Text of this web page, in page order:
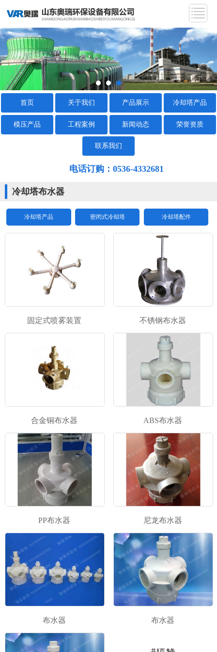
首页 关于我们 产品展示 冷却塔产品
模压产品 工程案例 新闻动态 荣誉资质
联系我们
电话订购：0536-4332681
冷却塔布水器
冷却塔产品 密闭式冷却塔 冷却塔配件
固定式喷雾装置 不锈钢布水器
合金铜布水器 ABS布水器
PP布水器 尼龙布水器
布水器 布水器